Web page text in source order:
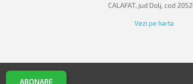
ABONARE
CALAFAT, jud Dolj, cod
Vezi pe harta